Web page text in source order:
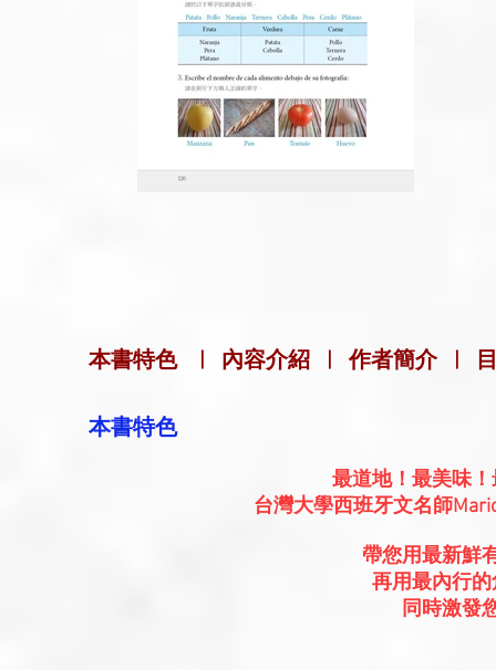
本書特色 | 內容介紹 | 作者簡介 |
本書特色
最道地！最美味
台灣大學西班牙文名師
帶您用最新鮮
再用最內行
同時激發